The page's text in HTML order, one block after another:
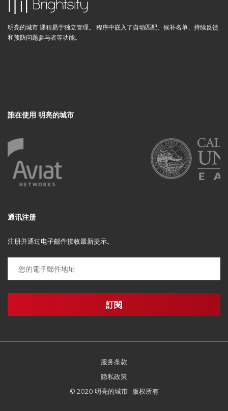
明亮的城市 课程易于独立管理。 程序中嵌入了自动匹配、候补名单、持续反馈
和预防问题参与者等功能。
誰在使用 明亮的城市